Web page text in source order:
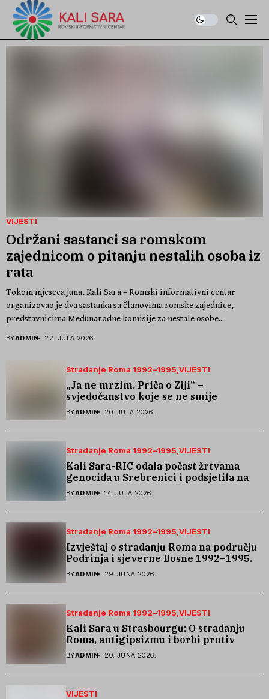
VIJESTI
Održani sastanci sa romskom
zajednicom o pitanju nestalih osoba iz
rata
Tokom mjeseca juna, Kali Sara – Romski informativni centar
organizovao je dva sastanka sa članovima romske zajednice,
predstavnicima Međunarodne komisije za nestale osobe...
BYADMIN 22. JULA 2026.
Stradanje Roma 1992–1995 VIJESTI
„Ja ne mrzim. Priča o Ziji“ –
svjedočanstvo koje se ne smije
zaboraviti
BYADMIN 20. JULA 2026.
Stradanje Roma 1992–1995 VIJESTI
Kali Sara-RIC odala počast žrtvama
genocida u Srebrenici i podsjetila na
stradanje Roma iz Skočića
BYADMIN 14. JULA 2026.
Stradanje Roma 1992–1995 VIJESTI
Izvještaj o stradanju Roma na području
Podrinja i sjeverne Bosne 1992–1995.
godine
BYADMIN 29. JUNA 2026.
Stradanje Roma 1992–1995 VIJESTI
Kali Sara u Strasbourgu: O stradanju
Roma, antigipsizmu i borbi protiv
govora mržnje
BYADMIN 20. JUNA 2026.
VIJESTI